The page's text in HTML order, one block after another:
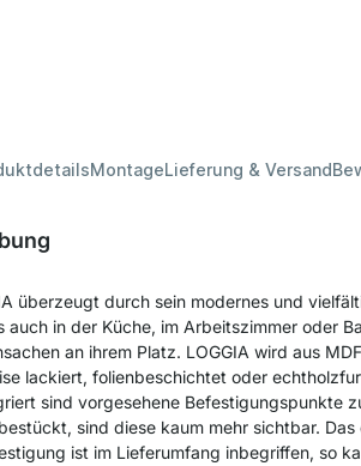
MontageLieferung & Versand
überzeugt durch sein modernes und
auch in der Küche, im Arbeitszimmer oder
an ihrem Platz. LOGGIA wird aus
lackiert, folienbeschichtet oder
sind vorgesehene Befestigungspunkte
sind diese kaum mehr sichtbar.
ist im Lieferumfang inbegriffen, so